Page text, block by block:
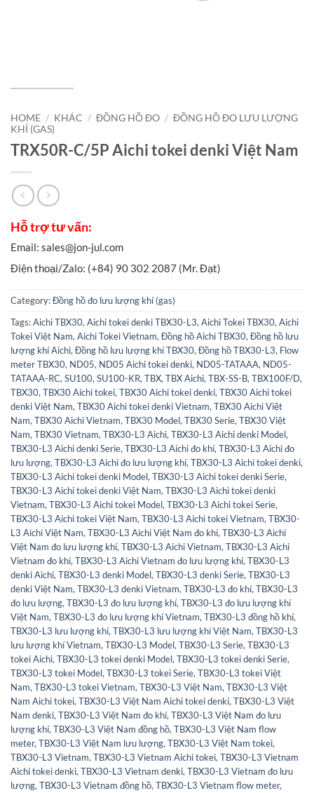
HOME / KHÁC / ĐỒNG HỒ ĐO / ĐỒNG HỒ ĐO LƯU LƯỢNG
KHÍ (GAS)
TRX50R-C/5P Aichi tokei denki Việt Nam
Category:Đồng hồ đo lưu lượng khí (gas)
Tags:Aichi TBX30,Aichi tokei denki TBX30-L3,Aichi Tokei TBX30,Aichi
Tokei Việt Nam,Aichi Tokei Vietnam,Đồng hồ Aichi TBX30,Đồng hồ lưu
lượng khí Aichi,Đồng hồ lưu lượng khí TBX30,Đồng hồ TBX30-L3, Flow
meter TBX30, ND05, ND05 Aichi tokei denki, ND05-TATAAA, ND05-
TATAAA-RC,SU100,SU100-KR,TBX,TBX Aichi,TBX-SS-B,TBX100F/D,
TBX30,TBX30 Aichi tokei,TBX30 Aichi tokei denki,TBX30 Aichi tokei
denki Việt Nam,TBX30 Aichi tokei denki Vietnam,TBX30 Aichi Việt
Nam,TBX30 Aichi Vietnam,TBX30 Model,TBX30 Serie,TBX30 Việt
Nam,TBX30 Vietnam,TBX30-L3 Aichi,TBX30-L3 Aichi denki Model,
TBX30-L3 Aichi denki Serie,TBX30-L3 Aichi đo khí,TBX30-L3 Aichi đo
lưu lượng,TBX30-L3 Aichi đo lưu lượng khí,TBX30-L3 Aichi tokei denki,
TBX30-L3 Aichi tokei denki Model,TBX30-L3 Aichi tokei denki Serie,
TBX30-L3 Aichi tokei denki Việt Nam,TBX30-L3 Aichi tokei denki
Vietnam,TBX30-L3 Aichi tokei Model,TBX30-L3 Aichi tokei Serie,
TBX30-L3 Aichi tokei Việt Nam,TBX30-L3 Aichi tokei Vietnam,TBX30-
L3 Aichi Việt Nam,TBX30-L3 Aichi Việt Nam đo khí,TBX30-L3 Aichi
Việt Nam đo lưu lượng khí,TBX30-L3 Aichi Vietnam,TBX30-L3 Aichi
Vietnam đo khí,TBX30-L3 Aichi Vietnam đo lưu lượng khí,TBX30-L3
denki Aichi,TBX30-L3 denki Model,TBX30-L3 denki Serie,TBX30-L3
denki Việt Nam,TBX30-L3 denki Vietnam,TBX30-L3 đo khí,TBX30-L3
đo lưu lượng,TBX30-L3 đo lưu lượng khí,TBX30-L3 đo lưu lượng khí
Việt Nam,TBX30-L3 đo lưu lượng khí Vietnam,TBX30-L3 đồng hồ khí,
TBX30-L3 lưu lượng khí,TBX30-L3 lưu lượng khí Việt Nam,TBX30-L3
lưu lượng khí Vietnam,TBX30-L3 Model,TBX30-L3 Serie,TBX30-L3
tokei Aichi,TBX30-L3 tokei denki Model,TBX30-L3 tokei denki Serie,
TBX30-L3 tokei Model,TBX30-L3 tokei Serie,TBX30-L3 tokei Việt
Nam,TBX30-L3 tokei Vietnam,TBX30-L3 Việt Nam,TBX30-L3 Việt
Nam Aichi tokei,TBX30-L3 Việt Nam Aichi tokei denki,TBX30-L3 Việt
Nam denki,TBX30-L3 Việt Nam đo khí,TBX30-L3 Việt Nam đo lưu
lượng khí,TBX30-L3 Việt Nam đồng hồ,TBX30-L3 Việt Nam flow
meter,TBX30-L3 Việt Nam lưu lượng,TBX30-L3 Việt Nam tokei,
TBX30-L3 Vietnam,TBX30-L3 Vietnam Aichi tokei,TBX30-L3 Vietnam
Aichi tokei denki,TBX30-L3 Vietnam denki,TBX30-L3 Vietnam đo lưu
lượng,TBX30-L3 Vietnam đồng hồ,TBX30-L3 Vietnam flow meter,